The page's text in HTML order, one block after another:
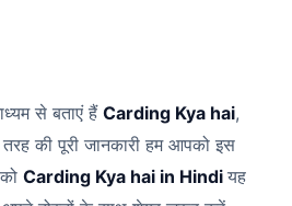
से बताएं हैं Carding Kya hai,
की पूरी जानकारी हम आपको इस
Carding Kya hai in Hindi यह